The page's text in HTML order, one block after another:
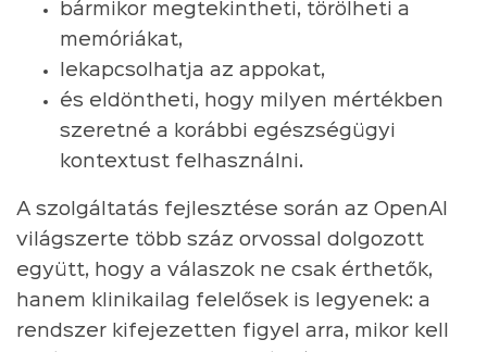
bármikor megtekintheti, törölheti a
memóriákat,
lekapcsolhatja az appokat,
és eldöntheti, hogy milyen mértékben
szeretné a korábbi egészségügyi
kontextust felhasználni.
A szolgáltatás fejlesztése során az OpenAI
világszerte több száz orvossal dolgozott
együtt, hogy a válaszok ne csak érthetők,
hanem klinikailag felelősek is legyenek: a
rendszer kifejezetten figyel arra, mikor kell